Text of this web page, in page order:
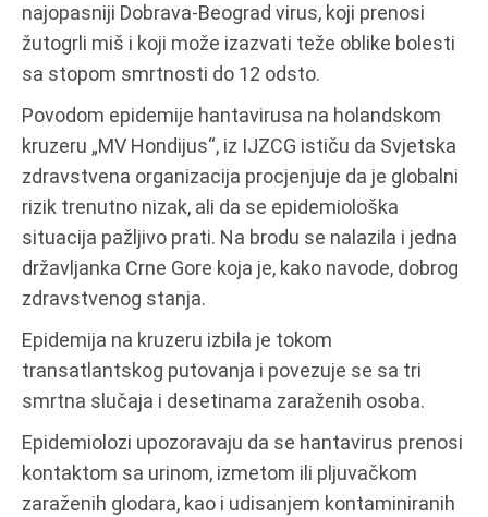
najopasniji Dobrava-Beograd virus, koji prenosi
žutogrli miš i koji može izazvati teže oblike bolesti
sa stopom smrtnosti do 12 odsto.
Povodom epidemije hantavirusa na holandskom
kruzeru „MV Hondijus“, iz IJZCG ističu da Svjetska
zdravstvena organizacija procjenjuje da je globalni
rizik trenutno nizak, ali da se epidemiološka
situacija pažljivo prati. Na brodu se nalazila i jedna
državljanka Crne Gore koja je, kako navode, dobrog
zdravstvenog stanja.
Epidemija na kruzeru izbila je tokom
transatlantskog putovanja i povezuje se sa tri
smrtna slučaja i desetinama zaraženih osoba.
Epidemiolozi upozoravaju da se hantavirus prenosi
kontaktom sa urinom, izmetom ili pljuvačkom
zaraženih glodara, kao i udisanjem kontaminiranih